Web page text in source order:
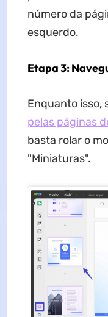
número da
esquerdo.
Etapa 3:
Enquanto isso,
pelas páginas
basta rolar o
"Miniaturas".